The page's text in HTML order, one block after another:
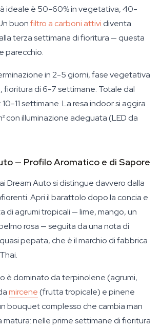
ideale è 50-60% in vegetativa, 40-
buonfiltro a carboni attivi diventa
terza settimana di fioritura — questa
parecchio.
in 2-5 giorni, fase vegetativa
fioritura di 6-7 settimane. Totale dal
11 settimane. La resa indoor si aggira
con illuminazione adeguata (LED da
— Profilo Aromatico e di Sapore
Dream Auto si distingue davvero dalla
Apri il barattolo dopo la concia e
di agrumi tropicali — lime, mango, un
rosa — seguita da una nota di
pepata, che è il marchio di fabbrica
è dominato da terpinolene (agrumi,
mircene(frutta tropicale) e pinene
bouquet complesso che cambia man
matura: nelle prime settimane di fioritura